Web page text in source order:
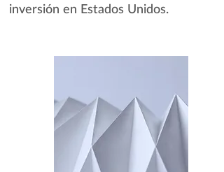
inversión en Estados Unidos.